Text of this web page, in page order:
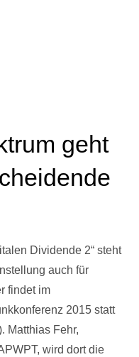
geht
Dividende 2“ steht
auch für
findet im
2015 statt
Matthias Fehr,
wird dort die